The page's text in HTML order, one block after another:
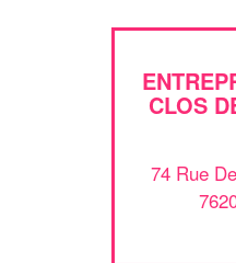
CLOS
74 Rue